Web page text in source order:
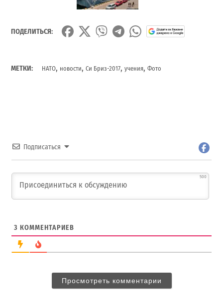
ПОДЕЛИТЬСЯ:
МЕТКИ: НАТО, новости,Си Бриз-2017,учения,Фото
Подписаться
500
3 КОММЕНТАРИЕВ
Просмотреть комментарии